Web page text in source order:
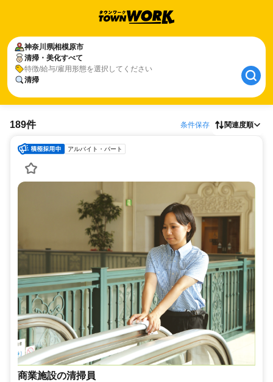
神奈川県相模原市
清掃・美化すべて
特徴/給与/雇用形態を選択してください
清掃
189件 条件保存 関連度順
アルバイト・パート
商業施設の清掃員